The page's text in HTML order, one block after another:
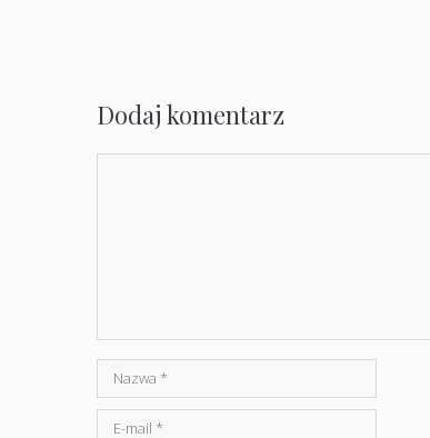
Dodaj komentarz
Nazwa